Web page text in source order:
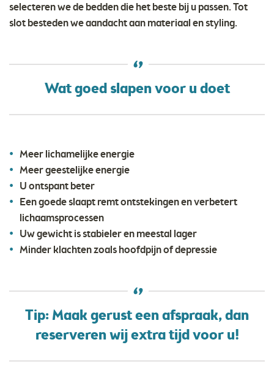
selecteren we de bedden die het beste bij u passen. Tot
slot besteden we aandacht aan materiaal en styling.
Wat goed slapen voor u doet
Meer lichamelijke energie
Meer geestelijke energie
U ontspant beter
Een goede slaapt remt ontstekingen en verbetert
lichaamsprocessen
Uw gewicht is stabieler en meestal lager
Minder klachten zoals hoofdpijn of depressie
Tip: Maak gerust een afspraak, dan
reserveren wij extra tijd voor u!